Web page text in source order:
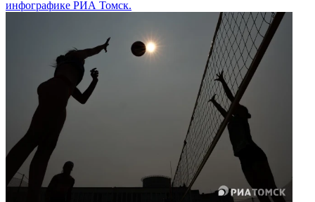
инфографике РИА Томск.